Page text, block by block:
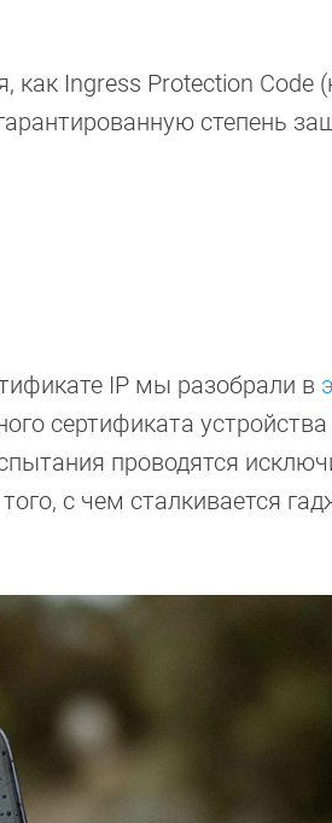
Ingress Protection Code
степень
IP мы разобрали в
сертификата устройства
проводятся
с чем сталкивается